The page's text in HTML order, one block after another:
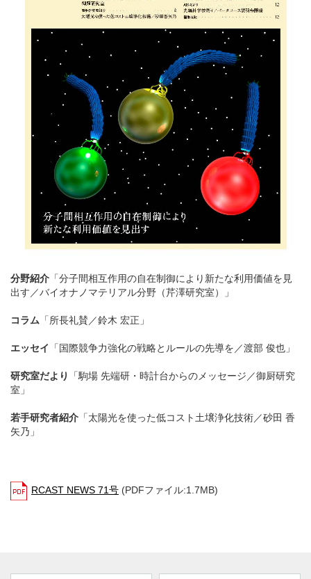
分野紹介 「分子間相互作用の自在制御により新たな利用価値を見
出す／バイオナノマテリアル分野（芹澤研究室）」
コラム 「所長礼賛／鈴木 宏正」
エッセイ 「国際競争力強化の戦略とルールの先導を／渡部 俊也」
研究室だより
「駒場 先端研・時計台からのメッセージ／御厨研究
室」
若手研究者紹介 「太陽光を使った低コスト土壌浄化技術／砂田 香
矢乃」
RCAST NEWS 71号 (PDFファイル:1.7MB)